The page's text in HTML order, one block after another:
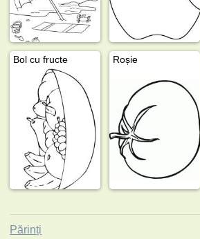
Bol cu fructe Roșie
Părinți